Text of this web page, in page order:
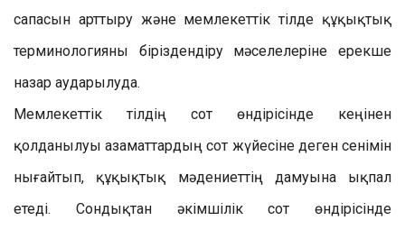
сапасын арттыру және мемлекеттік тілде құқықтық
терминологияны біріздендіру мәселелеріне ерекше
назар аударылуда.
Мемлекеттік тілдің сот өндірісінде кеңінен
қолданылуы азаматтардың сот жүйесіне деген сенімін
нығайтып, құқықтық мәдениеттің дамуына ықпал
етеді. Сондықтан әкімшілік сот өндірісінде